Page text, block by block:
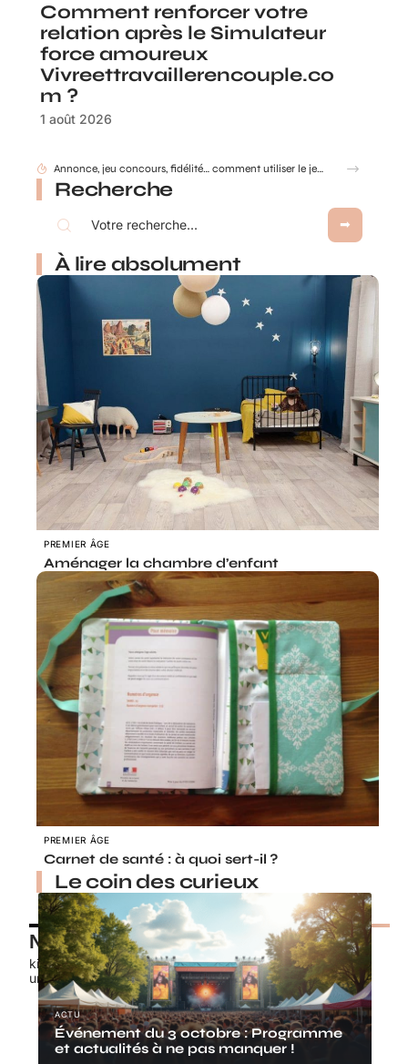
Comment renforcer votre
relation après le Simulateur
force amoureux
Vivreettravaillerencouple.co
m ?
1 août 2026
Annonce, jeu concours, fidélité… comment utiliser le jeu à gratter personnalisé ?
Recherche
À lire absolument
PREMIER ÂGE
Aménager la chambre d’enfant
PREMIER ÂGE
Carnet de santé : à quoi sert-il ?
Le coin des curieux
ACTU
Événement du 3 octobre : Programme
et actualités à ne pas manquer !
Nos petits chouchous
kids-promo.fr
unbrindefil.fr